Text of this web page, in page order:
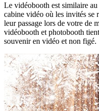
Le vidéobooth est similaire
cabine vidéo où les invités se
leur passage lors de votre de
vidéobooth et photobooth
souvenir en vidéo et non figé.